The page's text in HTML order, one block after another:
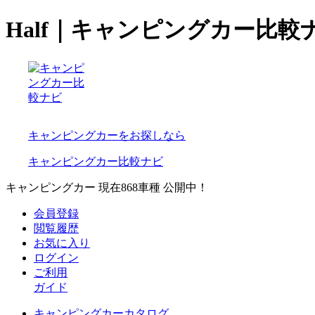
Half｜キャンピングカー比較
キャンピングカーをお探しなら
キャンピングカー比較ナビ
キャンピングカー 現在868車種 公開中！
会員登録
閲覧履歴
お気に入り
ログイン
ご利用
ガイド